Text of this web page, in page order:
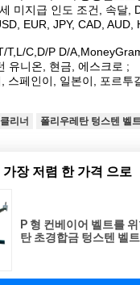
미지급 인도 조건, 속달,
EUR, JPY, CAD, AUD,
T,L/C,D/P D/
유니온, 현금, 에스크로 ;
스페인이, 일본이, 포르투
리너 폴리우레탄 텅스텐 벨
가장 저렴 한 가격 으로
P 형 컨베이어 벨트를
탄 초경합금 텅스텐 벨